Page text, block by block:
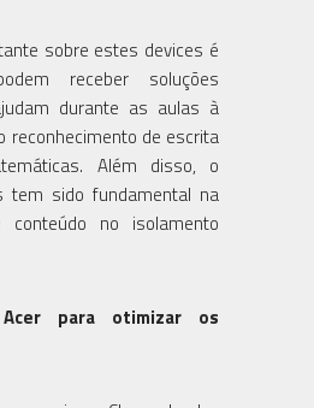
sobre estes devices é
receber soluções
durante as aulas à
reconhecimento de escrita
Além disso, o
tem sido fundamental na
conteúdo no isolamento
Acer para otimizar os